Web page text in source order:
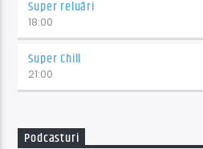
Super reluări
18:00
Super Chill
21:00
Podcasturi